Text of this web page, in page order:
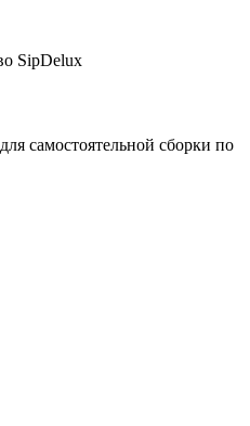
SipDelux
самостоятельной сборки по